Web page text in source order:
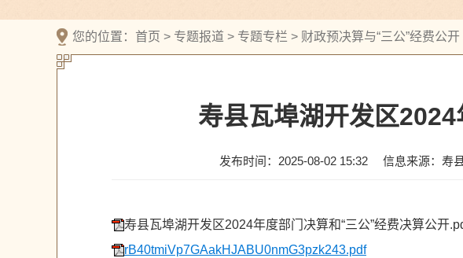
您的位置： 首页 > 专题报道 > 专题专栏 > 财政预决算与“三公”经费公开
寿县瓦埠湖开发区
发布时间：2025-08-02 15:32 信息来源：寿
寿县瓦埠湖开发区2024年度部门决算和“三公”经费决算公开
rB40tmiVp7GAakHJABU0nmG3pzk243.pdf